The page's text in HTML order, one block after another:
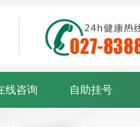
线咨询 自助挂号